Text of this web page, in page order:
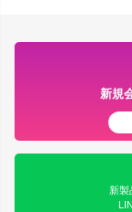
新規
新製